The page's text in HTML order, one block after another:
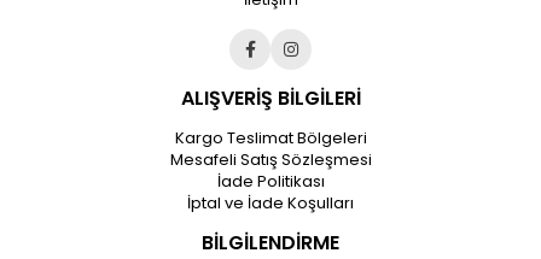
ALIŞVERİŞ BİLGİLERİ
Kargo Teslimat Bölgeleri
Mesafeli Satış Sözleşmesi
İade Politikası
İptal ve İade Koşulları
BİLGİLENDİRME